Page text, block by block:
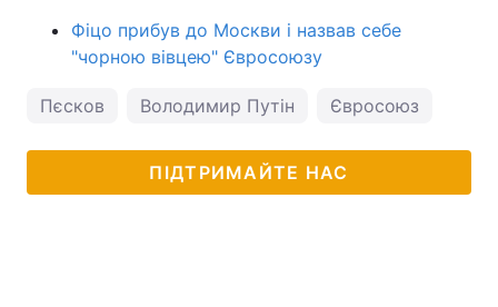
Фіцо прибув до Москви і назвав себе
"чорною вівцею" Євросоюзу
Пєсков Володимир Путін Євросоюз
ПІДТРИМАЙТЕ НАС